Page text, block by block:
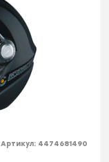
Артикул: 4474681490